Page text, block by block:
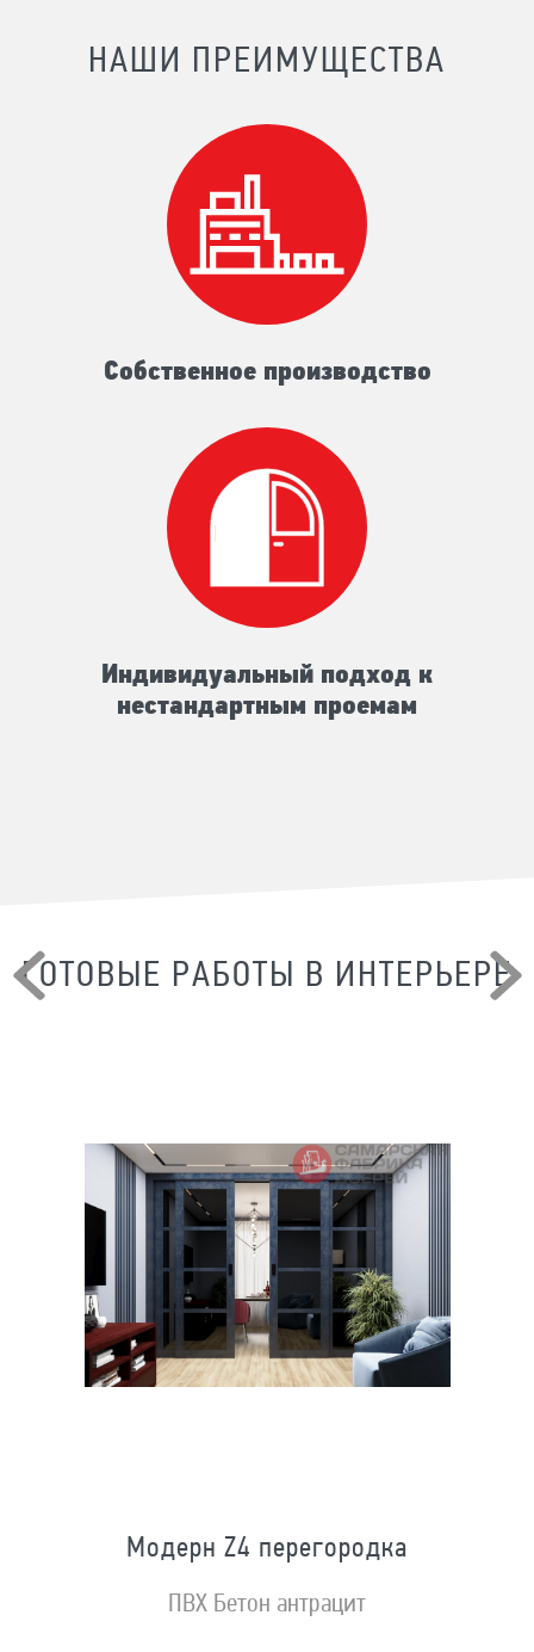
НАШИ ПРЕИМУЩЕСТВА
Собственное производство
Индивидуальный подход к
нестандартным проемам
ГОТОВЫЕ РАБОТЫ В ИНТЕРЬЕРЕ
Модерн Z4 перегородка
ПВХ Бетон антрацит